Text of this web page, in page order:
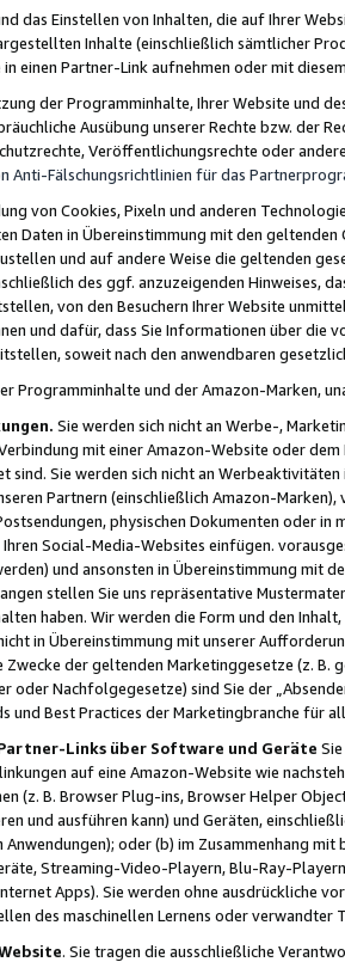
das Einstellen von Inhalten, die auf Ihrer
Inhalte (einschließlich sämtlicher
einen Partner-Link aufnehmen oder mit
der Programminhalte, Ihrer Website und
Ausübung unserer Rechte bzw. der
Veröffentlichungsrechte oder
Anti-Fälschungsrichtlinien für das
von Cookies, Pixeln und anderen
Daten in Übereinstimmung mit den
und auf andere Weise die geltenden
des ggf. anzuzeigenden Hinweises,
von den Besuchern Ihrer Website
und dafür, dass Sie Informationen über die
soweit nach den anwendbaren
Programminhalte und der Amazon-Marken,
Sie werden sich nicht an Werbe-,
mit einer Amazon-Website oder
sind. Sie werden sich nicht an
Partnern (einschließlich Amazon-
physischen Dokumenten oder in
Social-Media-Websites einfügen.
und ansonsten in Übereinstimmung mit
stellen Sie uns repräsentative
haben. Wir werden die Form und den
in Übereinstimmung mit unserer
Zwecke der geltenden Marketinggesetze (z. B.
oder Nachfolgegesetze) sind Sie der
und Best Practices der Marketingbranche für
Links über Software und Geräte
auf eine Amazon-Website wie
(z. B. Browser Plug-ins, Browser Helper
und ausführen kann) und Geräten,
Anwendungen); oder (b) im Zusammenhang
Streaming-Video-Playern, Blu-Ray-
Apps). Sie werden ohne ausdrückliche
des maschinellen Lernens oder
. Sie tragen die ausschließliche